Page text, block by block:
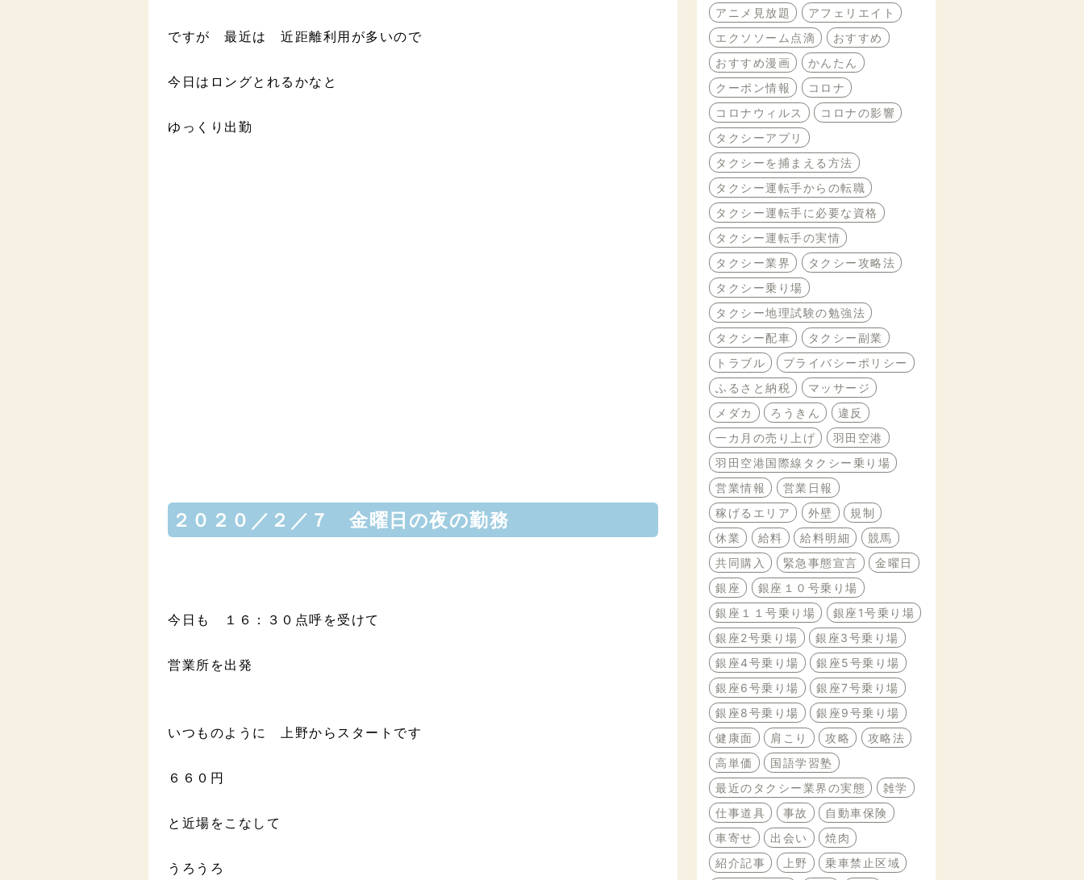
ですが 最近は 近距離利用が多いので
今日はロングとれるかなと
ゆっくり出勤
２０２０／２／７ 金曜日の夜の勤務
今日も １６：３０点呼を受けて
営業所を出発
いつものように 上野からスタートです
６６０円
と近場をこなして
うろうろ
アニメ見放題
アフェリエイト
エクソソーム点滴
おすすめ
おすすめ漫画
かんたん
クーポン情報
コロナ
コロナウィルス
コロナの影響
タクシーアプリ
タクシーを捕まえる方法
タクシー運転手からの転職
タクシー運転手に必要な資格
タクシー運転手の実情
タクシー業界
タクシー攻略法
タクシー乗り場
タクシー地理試験の勉強法
タクシー配車
タクシー副業
トラブル
プライバシーポリシー
ふるさと納税
マッサージ
メダカ
ろうきん
違反
一カ月の売り上げ
羽田空港
羽田空港国際線タクシー乗り場
営業情報
営業日報
稼げるエリア
外壁
規制
休業
給料 給料明細
競馬
共同購入
緊急事態宣言
金曜日
銀座
銀座１０号乗り場
銀座１１号乗り場
銀座1号乗り場
銀座2号乗り場
銀座3号乗り場
銀座4号乗り場
銀座5号乗り場
銀座6号乗り場
銀座7号乗り場
銀座8号乗り場
銀座9号乗り場
健康面
肩こり 攻略
攻略法
高単価
国語学習塾
最近のタクシー業界の実態
雑学
仕事道具
事故
自動車保険
車寄せ
出会い
焼肉
紹介記事
上野
乗車禁止区域